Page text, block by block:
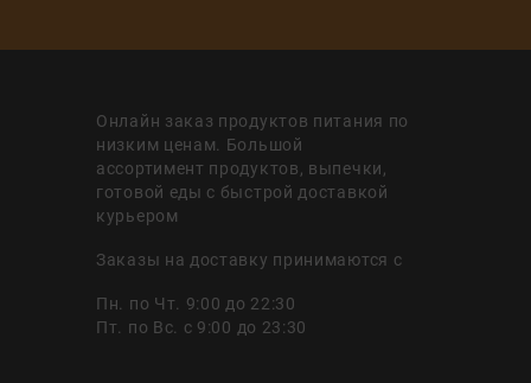
Онлайн заказ продуктов питания по
низким ценам. Большой
ассортимент продуктов, выпечки,
готовой еды с быстрой доставкой
курьером
Заказы на доставку принимаются с
Пн. по Чт. 9:00 до 22:30
Пт. по Вс. с 9:00 до 23:30